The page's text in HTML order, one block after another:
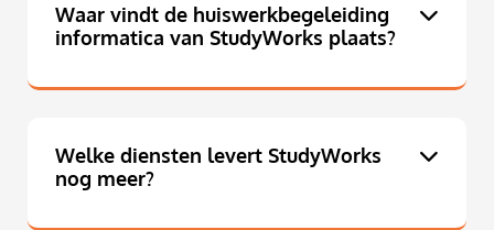
Waar vindt de huiswerkbegeleiding
informatica van StudyWorks plaats?
Welke diensten levert StudyWorks
nog meer?